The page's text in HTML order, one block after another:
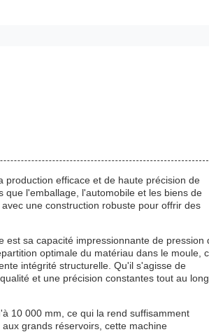
production efficace et de haute précision de
que l'emballage, l'automobile et les biens de
une construction robuste pour offrir des
est sa capacité impressionnante de pression
optimale du matériau dans le moule,
intégrité structurelle. Qu'il s'agisse de
et une précision constantes tout au long
10 000 mm, ce qui la rend suffisamment
grands réservoirs, cette machine